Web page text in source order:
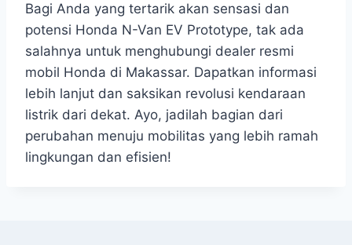
Bagi Anda yang tertarik akan sensasi dan
potensi Honda N-Van EV Prototype, tak ada
salahnya untuk menghubungi dealer resmi
mobil Honda di Makassar. Dapatkan informasi
lebih lanjut dan saksikan revolusi kendaraan
listrik dari dekat. Ayo, jadilah bagian dari
perubahan menuju mobilitas yang lebih ramah
lingkungan dan efisien!